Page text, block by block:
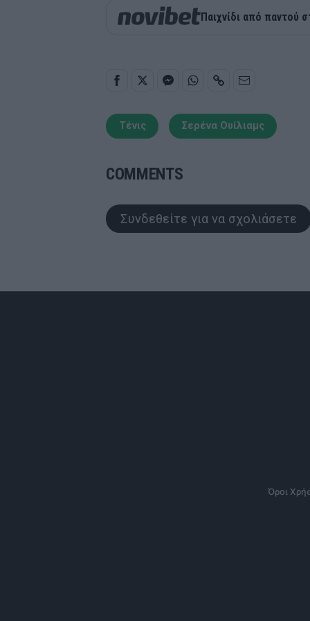
Παιχνίδι από παντού
Τένις Σερένα Ουίλιαμς
COMMENTS
Συνδεθείτε για να σχολιάσετε
Όροι